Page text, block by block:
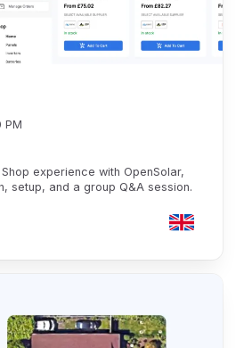
PM
experience with OpenSolar,
setup, and a group Q&A session.